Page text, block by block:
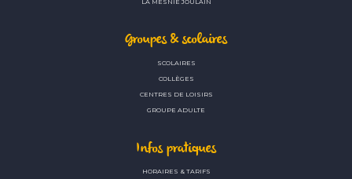
Groupes & scolaires
SCOLAIRES
COLLÈGES
CENTRES DE LOISIRS
GROUPE ADULTE
Infos pratiques
HORAIRES & TARIFS